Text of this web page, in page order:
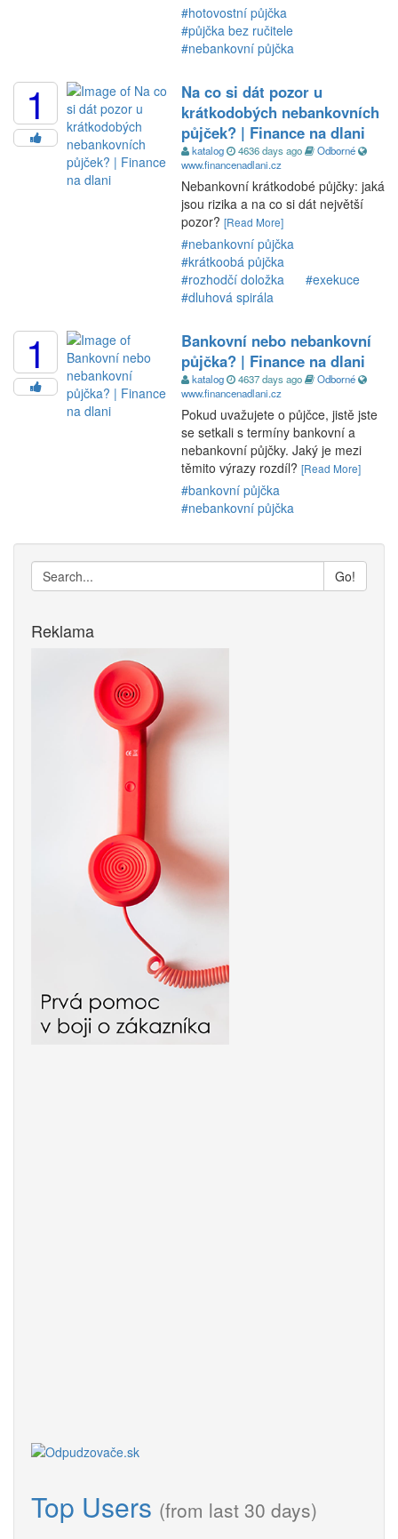
#hotovostní půjčka
#půjčka bez ručitele
#nebankovní půjčka
1
Na co si dát pozor u
krátkodobých nebankovních
půjček? | Finance na dlani
katalog 4636 days ago
Odborné
www.financenadlani.cz
Nebankovní krátkodobé půjčky: jaká
jsou rizika a na co si dát největší
pozor? [Read More]
#nebankovní půjčka
#krátkoobá půjčka
#rozhodčí doložka
#exekuce
#dluhová spirála
1
Bankovní nebo nebankovní
půjčka? | Finance na dlani
katalog 4637 days ago
Odborné
www.financenadlani.cz
Pokud uvažujete o půjčce, jistě jste
se setkali s termíny bankovní a
nebankovní půjčky. Jaký je mezi
těmito výrazy rozdíl? [Read More]
#bankovní půjčka
#nebankovní půjčka
Go!
Reklama
Top Users (from last 30 days)